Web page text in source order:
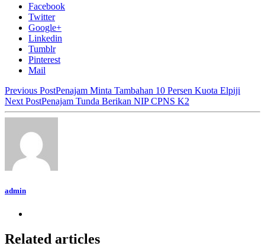
Facebook
Twitter
Google+
Linkedin
Tumblr
Pinterest
Mail
Previous PostPenajam Minta Tambahan 10 Persen Kuota Elpiji
Next PostPenajam Tunda Berikan NIP CPNS K2
admin
Related articles